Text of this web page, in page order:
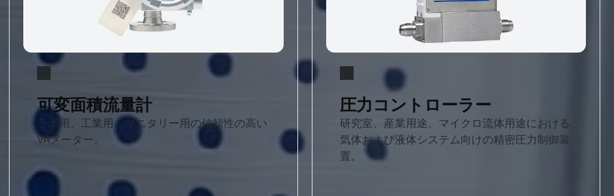
可変面積流量計
ラボ用、工業用、サニタリー用の信頼性の高い
VAメーター。
圧力コントローラー
研究室、産業用途、マイクロ流体用途における
気体および液体システム向けの精密圧力制御装
置。